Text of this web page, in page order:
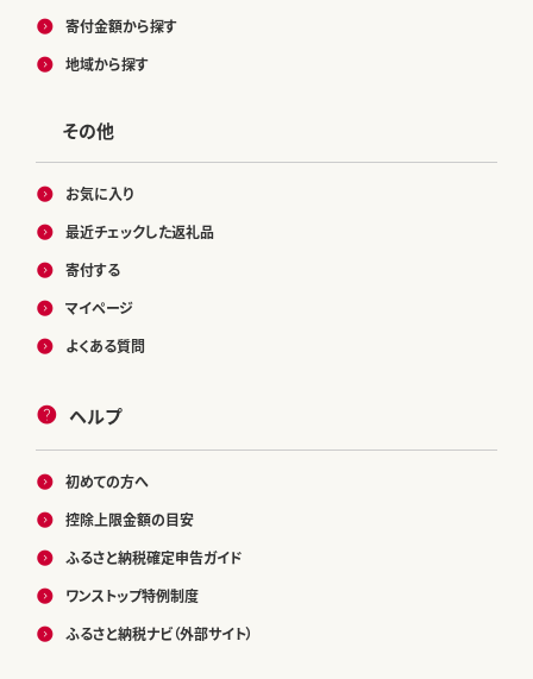
寄付金額から探す
地域から探す
その他
お気に入り
最近チェックした返礼品
寄付する
マイページ
よくある質問
ヘルプ
初めての方へ
控除上限金額の目安
ふるさと納税確定申告ガイド
ワンストップ特例制度
ふるさと納税ナビ（外部サイト）